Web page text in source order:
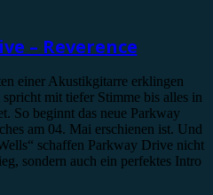
– Reverence
einer Akustikgitarre erklingen
mit tiefer Stimme bis alles in
So beginnt das neue Parkway
am 04. Mai erschienen ist. Und
schaffen Parkway Drive nicht
sondern auch ein perfektes Intro